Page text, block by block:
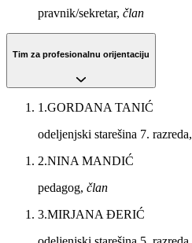
pravnik/sekretar, član
Tim za profesionalnu orijentaciju
1 .GORDANA TANIĆ
odeljenjski starešina 7. razreda,
2.NINA MANDIĆ
pedagog, član
3.MIRJANA ĐERIĆ